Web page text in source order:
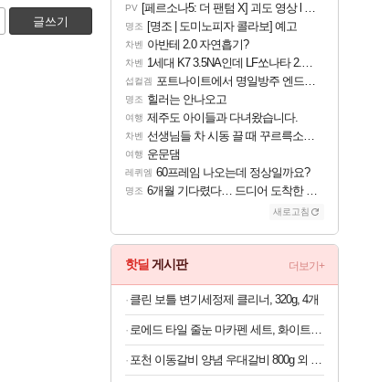
글쓰기
PV [페르소나5: 더 팬텀 X] 괴도 영상 l 타카마키 안·댄싱 스타
명조 [명조 | 도미노피자 콜라보] 예고
차벤 아반테 2.0 자연흡기?
차벤 1세대 K7 3.5NA인데 LF쏘나타 2.0NA 기변하면 유류비 절약이 얼마나 될까요..?
섭컬겜 포트나이트에서 명일방주 엔드필드 [펠리카] 판매 예정
명조 힐러는 안나오고
여행 제주도 아이들과 다녀왔습니다.
차벤 선생님들 차 시동 끌 때 꾸르륵소리나는데
여행 운문댐
레퀴엠 60프레임 나오는데 정상일까요?
명조 6개월 기다렸다… 드디어 도착한 치사 메신저백! 실물 후기
새로고침
핫딜 게시판 더보기+
클린 보틀 변기세정제 클리너, 320g, 4개
로에드 타일 줄눈 마카펜 세트, 화이트, 5P, 1세트
포천 이동갈비 양념 우대갈비 800g 외 양념목살 돼지갈비 소갈비 모음전